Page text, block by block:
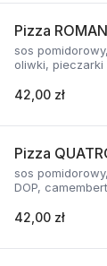
Pizza
sos
oliwki, pieczarki
42,00 zł
Pizza
sos
DOP, camembert
42,00 zł